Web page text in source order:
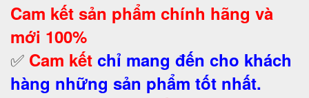
Cam kết sản phẩm chính hãng và
mới 100%
✅ Cam kết chỉ mang đến cho khách
hàng những sản phẩm tốt nhất.